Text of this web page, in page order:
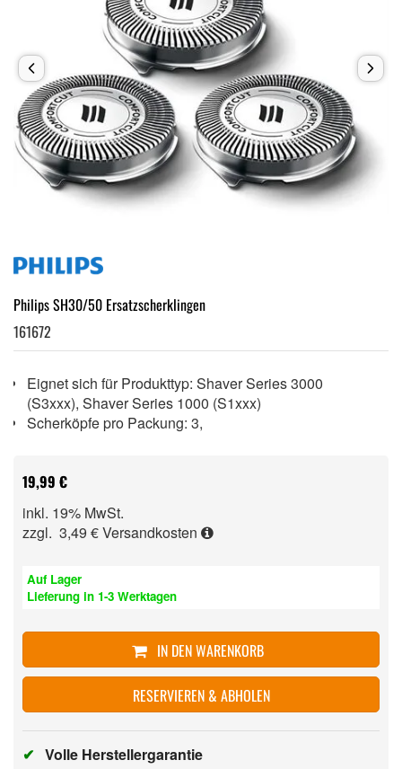
Philips SH30/50 Ersatzscherklingen
161672
Eignet sich für Produkttyp: Shaver Series 3000
(S3xxx), Shaver Series 1000 (S1xxx)
Scherköpfe pro Packung: 3,
19,99 €
inkl. 19% MwSt.
zzgl. 3,49 €Versandkosten
Auf Lager
Lieferung in 1-3 Werktagen
IN DEN WARENKORB
RESERVIEREN & ABHOLEN
✔ Volle Herstellergarantie